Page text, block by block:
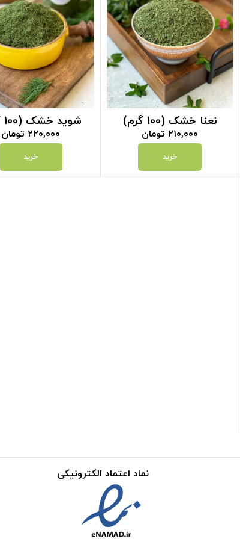
نعنا خشک (100 گرم)
۲۱۰,۰۰۰ تومان
خرید
شوید خشک (100 گرم)
۲۲۰,۰۰۰ تومان
خرید
نماد اعتماد الکترونیکی